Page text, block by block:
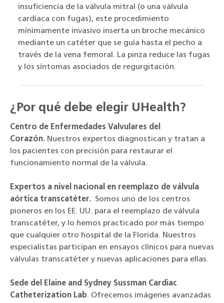
insuficiencia de la válvula mitral (o una válvula
cardíaca con fugas), este procedimiento
mínimamente invasivo inserta un broche mecánico
mediante un catéter que se guía hasta el pecho a
través de la vena femoral. La pinza reduce las fugas
y los síntomas asociados de regurgitación.
¿Por qué debe elegir UHealth?
Centro de Enfermedades Valvulares del
Corazón. Nuestros expertos diagnostican y tratan a
los pacientes con precisión para restaurar el
funcionamiento normal de la válvula.
Expertos a nivel nacional en reemplazo de válvula
aórtica transcatéter. Somos uno de los centros
pioneros en los EE. UU. para el reemplazo de válvula
transcatéter, y lo hemos practicado por más tiempo
que cualquier otro hospital de la Florida. Nuestros
especialistas participan en ensayos clínicos para nuevas
válvulas transcatéter y nuevas aplicaciones para ellas.
Sede del Elaine and Sydney Sussman Cardiac
Catheterization Lab. Ofrecemos imágenes avanzadas